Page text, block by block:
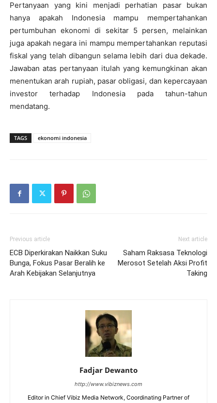
Pertanyaan yang kini menjadi perhatian pasar bukan
hanya apakah Indonesia mampu mempertahankan
pertumbuhan ekonomi di sekitar 5 persen, melainkan
juga apakah negara ini mampu mempertahankan reputasi
fiskal yang telah dibangun selama lebih dari dua dekade.
Jawaban atas pertanyaan itulah yang kemungkinan akan
menentukan arah rupiah, pasar obligasi, dan kepercayaan
investor terhadap Indonesia pada tahun-tahun
mendatang.
TAGS ekonomi indonesia
Previous article
ECB Diperkirakan Naikkan Suku
Bunga, Fokus Pasar Beralih ke
Arah Kebijakan Selanjutnya
Next article
Saham Raksasa Teknologi
Merosot Setelah Aksi Profit
Taking
Fadjar Dewanto
http://www.vibiznews.com
Editor in Chief Vibiz Media Network, Coordinating Partner of